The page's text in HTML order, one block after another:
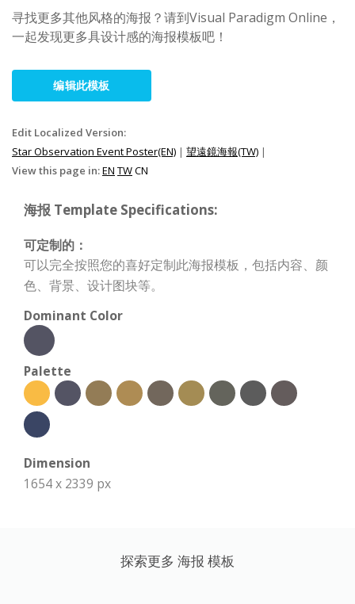
寻找更多其他风格的海报？请到Visual Paradigm Online，
一起发现更多具设计感的海报模板吧！
编辑此模板
Edit Localized Version:
Star Observation Event Poster(EN) | 望遠鏡海報(TW) |
View this page in:EN TWCN
海报 Template Specifications:
可定制的：
可以完全按照您的喜好定制此海报模板，包括内容、颜
色、背景、设计图块等。
Dominant Color
Palette
Dimension
1654 x 2339 px
探索更多 海报 模板